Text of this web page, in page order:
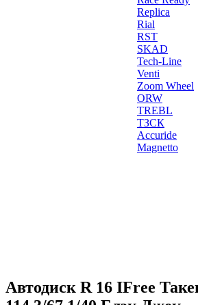
Replica
Rial
RST
SKAD
Tech-Line
Venti
Zoom Wheel
ORW
TREBL
ТЗСК
Accuride
Magnetto
Автодиск R 16 IFree